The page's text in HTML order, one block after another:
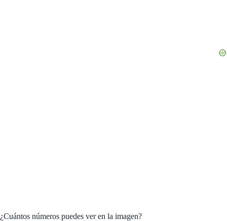
¿Cuántos números puedes ver en la imagen?